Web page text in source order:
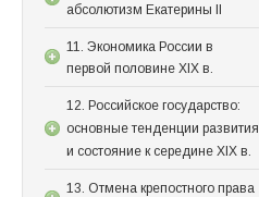
абсолютизм Екатерины II
11. Экономика России в
первой половине XIX в.
12. Российское государство:
основные тенденции развития
и состояние к середине XIX в.
13. Отмена крепостного права